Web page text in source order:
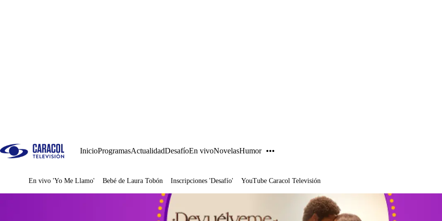
InicioProgramasActualidadDesafíoEn vivoNovelasHumor
Juegos
En vivo 'Yo Me Llamo' Bebé de Laura Tobón Inscripciones 'Desafío' YouTube Caracol Televisión